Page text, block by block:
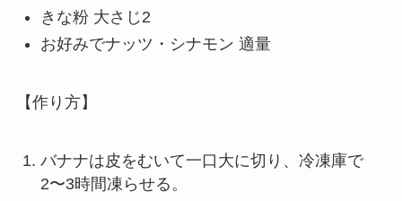
きな粉 大さじ2
お好みでナッツ・シナモン 適量
【作り方】
バナナは皮をむいて一口大に切り、冷凍庫で
2〜3時間凍らせる。